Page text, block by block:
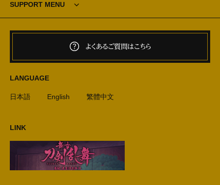
SUPPORT MENU
よくあるご質問はこちら
LANGUAGE
日本語 English 繁體中文
LINK